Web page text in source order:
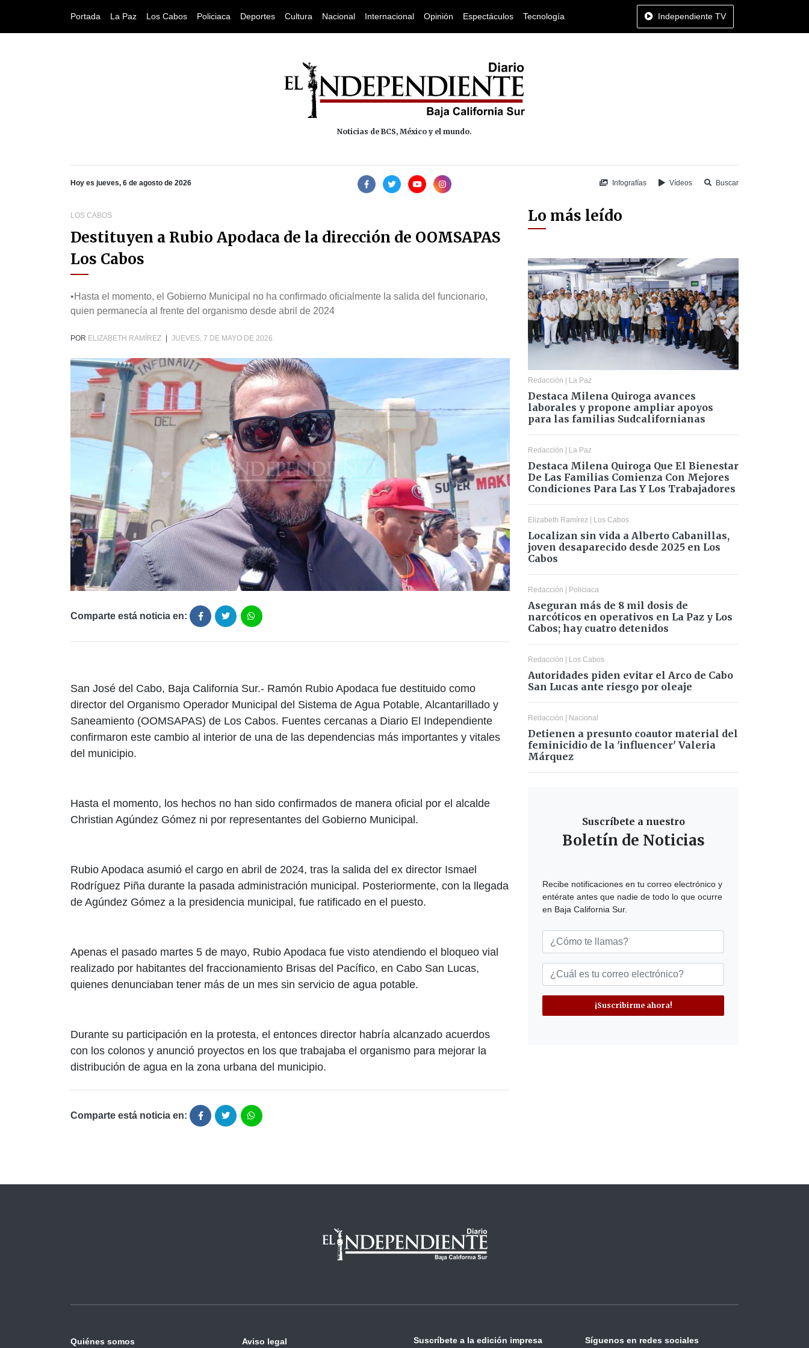
Portada La Paz Los Cabos Policiaca Deportes Cultura Nacional Internacional Opinión Espectáculos Tecnología Independiente TV
Noticias de BCS, México y el mundo.
Hoy es jueves, 6 de agosto de 2026 Infografías Vídeos Buscar
LOS CABOS
Destituyen a Rubio Apodaca de la dirección de OOMSAPAS
Los Cabos
•Hasta el momento, el Gobierno Municipal no ha confirmado oficialmente la salida del funcionario,
quien permanecía al frente del organismo desde abril de 2024
POR ELIZABETH RAMÍREZ JUEVES, 7 DE MAYO DE 2026.
Comparte está noticia en:
San José del Cabo, Baja California Sur.- Ramón Rubio Apodaca fue destituido como
director del Organismo Operador Municipal del Sistema de Agua Potable, Alcantarillado y
Saneamiento (OOMSAPAS) de Los Cabos. Fuentes cercanas a Diario El Independiente
confirmaron este cambio al interior de una de las dependencias más importantes y vitales
del municipio.
Hasta el momento, los hechos no han sido confirmados de manera oficial por el alcalde
Christian Agúndez Gómez ni por representantes del Gobierno Municipal.
Rubio Apodaca asumió el cargo en abril de 2024, tras la salida del ex director Ismael
Rodríguez Piña durante la pasada administración municipal. Posteriormente, con la llegada
de Agúndez Gómez a la presidencia municipal, fue ratificado en el puesto.
Apenas el pasado martes 5 de mayo, Rubio Apodaca fue visto atendiendo el bloqueo vial
realizado por habitantes del fraccionamiento Brisas del Pacífico, en Cabo San Lucas,
quienes denunciaban tener más de un mes sin servicio de agua potable.
Durante su participación en la protesta, el entonces director habría alcanzado acuerdos
con los colonos y anunció proyectos en los que trabajaba el organismo para mejorar la
distribución de agua en la zona urbana del municipio.
Comparte está noticia en:
Lo más leído
Redacción | La Paz
Destaca Milena Quiroga avances
laborales y propone ampliar apoyos
para las familias Sudcalifornianas
Redacción | La Paz
Destaca Milena Quiroga Que El Bienestar
De Las Familias Comienza Con Mejores
Condiciones Para Las Y Los Trabajadores
Elizabeth Ramírez | Los Cabos
Localizan sin vida a Alberto Cabanillas,
joven desaparecido desde 2025 en Los
Cabos
Redacción | Policiaca
Aseguran más de 8 mil dosis de
narcóticos en operativos en La Paz y Los
Cabos; hay cuatro detenidos
Redacción | Los Cabos
Autoridades piden evitar el Arco de Cabo
San Lucas ante riesgo por oleaje
Redacción | Nacional
Detienen a presunto coautor material del
feminicidio de la 'influencer' Valeria
Márquez
Suscríbete a nuestro
Boletín de Noticias
Recibe notificaciones en tu correo electrónico y
entérate antes que nadie de todo lo que ocurre
en Baja California Sur.
¡Suscribirme ahora!
Quiénes somos Aviso legal Suscríbete a la edición impresa Síguenos en redes sociales